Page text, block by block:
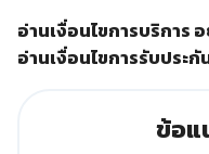
อ่านเงื่อนไขการบริการ
อ่านเงื่อนไขการรับประกั
ข้อแ